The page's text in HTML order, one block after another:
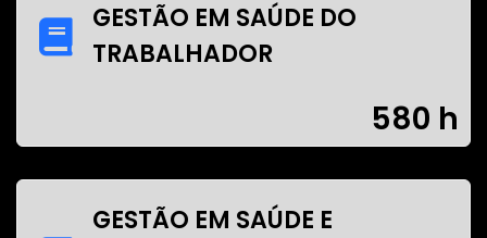
GESTÃO EM SAÚDE DO
TRABALHADOR
580 h
GESTÃO EM SAÚDE E